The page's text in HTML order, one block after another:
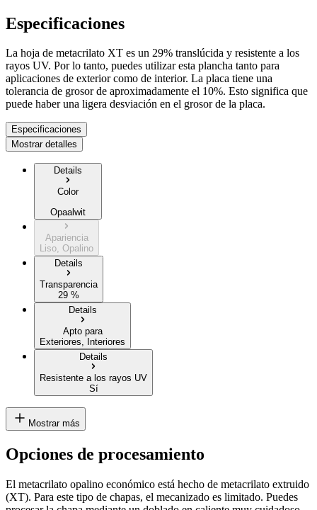
Especificaciones
La hoja de metacrilato XT es un 29% translúcida y resistente a los
rayos UV. Por lo tanto, puedes utilizar esta plancha tanto para
aplicaciones de exterior como de interior. La placa tiene una
tolerancia de grosor de aproximadamente el 10%. Esto significa que
puede haber una ligera desviación en el grosor de la placa.
Especificaciones
Mostrar detalles
Details
Color
Opaalwit
Apariencia
Liso, Opalino
Details
Transparencia
29 %
Details
Apto para
Exteriores, Interiores
Details
Resistente a los rayos UV
Sí
Mostrar más
Opciones de procesamiento
El metacrilato opalino económico está hecho de metacrilato extruido
(XT). Para este tipo de chapas, el mecanizado es limitado. Puedes